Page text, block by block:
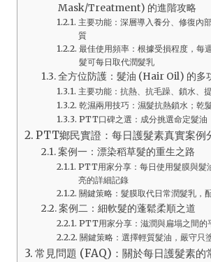
Mask/Treatment) 的進階攻略
主要功能：深層導入養分、修復內
質
最佳使用頻率：根據受損程度，每
髮可每日取代潤髮乳
全方位防護：髮油 (Hair Oil) 的多
主要功能：抗熱、抗毛躁、鎖水、
乾濕兩用技巧：濕髮抗熱鎖水；乾
PTT口碑之選：成分挑選命定髮油
PTT鄉民實證：每日護髮素真實案例
案例一：漂染稻草髮的重生之路
PTT用家分享：每日使用髮膜與髮
亮的詳細記錄
關鍵策略：髮膜取代日常潤髮乳，
案例二：細軟髮的蓬鬆柔順之道
PTT用家分享：滋潤與扁塌之間的
關鍵策略：選擇輕質髮油，嚴守只
常見問題 (FAQ)：關於每日護髮素的